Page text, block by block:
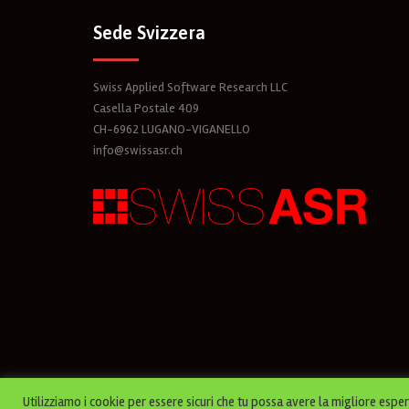
Sede Svizzera
Swiss Applied Software Research LLC
Casella Postale 409
CH-6962 LUGANO-VIGANELLO
info@swissasr.ch
© 2026 Avvocatoplus. Proudly powered bySydney
Utilizziamo i cookie per essere sicuri che tu possa avere la migliore